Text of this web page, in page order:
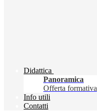
Didattica
Panoramica
Offerta formativa
Info utili
Contatti